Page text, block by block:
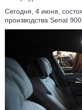
Сегодня, 4 июня,
производства Senat